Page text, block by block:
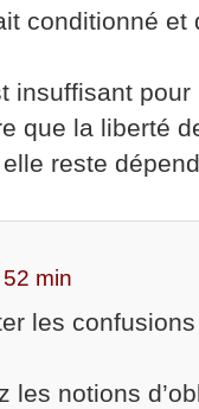
conditionné et
insuffisant
que la liberté
reste
min
les
les notions